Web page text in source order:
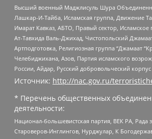
Высший военный Маджлисуль Шура
Лашкар-И-Тайба, Исламская группа, Движение
Имарат Кавказ, АБТО, Правый сектор,
Ат-Тавхида Валь-Джихад, Чистопольский
Артподготовка, Религиозная группа “Джамаат
Челебиджихана, Азов, Партия исламского
России, Айдар, Русский добровольческий корпус
Источник: http://nac.gov.ru/
* Перечень общественных
деятельности:
Национал-большевистская партия, ВЕК РА,
Староверов-Инглингов, Нурджулар, К